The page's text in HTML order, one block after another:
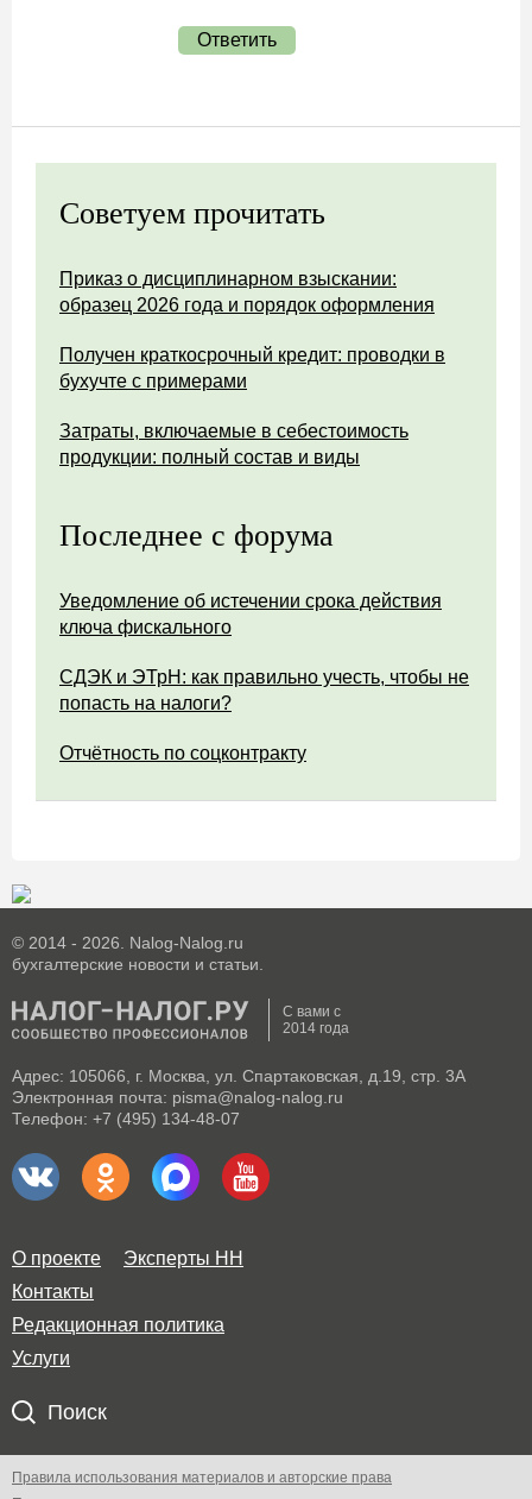
Ответить
Советуем прочитать
Приказ о дисциплинарном взыскании:
образец 2026 года и порядок оформления
Получен краткосрочный кредит: проводки в
бухучте с примерами
Затраты, включаемые в себестоимость
продукции: полный состав и виды
Последнее с форума
Уведомление об истечении срока действия
ключа фискального
СДЭК и ЭТрН: как правильно учесть, чтобы не
попасть на налоги?
Отчётность по соцконтракту
© 2014 - 2026. Nalog-Nalog.ru
бухгалтерские новости и статьи.
С вами с
2014 года
Адрес: 105066, г. Москва, ул. Спартаковская, д.19, стр. 3А
Электронная почта: pisma@nalog-nalog.ru
Телефон: +7 (495) 134-48-07
О проекте
Эксперты НН
Контакты
Редакционная политика
Услуги
Поиск
Правила использования материалов и авторские права